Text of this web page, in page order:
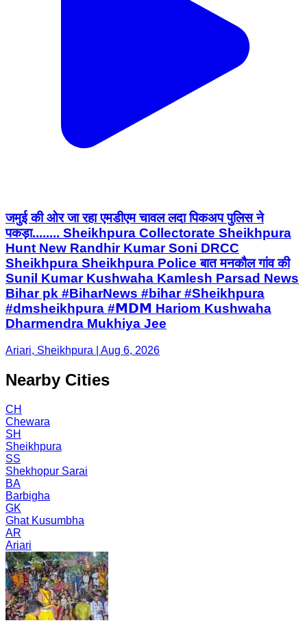
जमुई की ओर जा रहा एमडीएम चावल लदा पिकअप पुलिस ने
पकड़ा........ Sheikhpura Collectorate Sheikhpura
Hunt New Randhir Kumar Soni DRCC
Sheikhpura Sheikhpura Police बात मनकौल गांव की
Sunil Kumar Kushwaha Kamlesh Parsad News
Bihar pk #BiharNews #bihar #Sheikhpura
#dmsheikhpura #𝗠𝗗𝗠 Hariom Kushwaha
Dharmendra Mukhiya Jee
Ariari, Sheikhpura | Aug 6, 2026
Nearby Cities
CH
Chewara
SH
Sheikhpura
SS
Shekhopur Sarai
BA
Barbigha
GK
Ghat Kusumbha
AR
Ariari